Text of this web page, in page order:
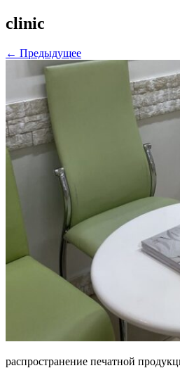
clinic
← Предыдущее
распространение печатной